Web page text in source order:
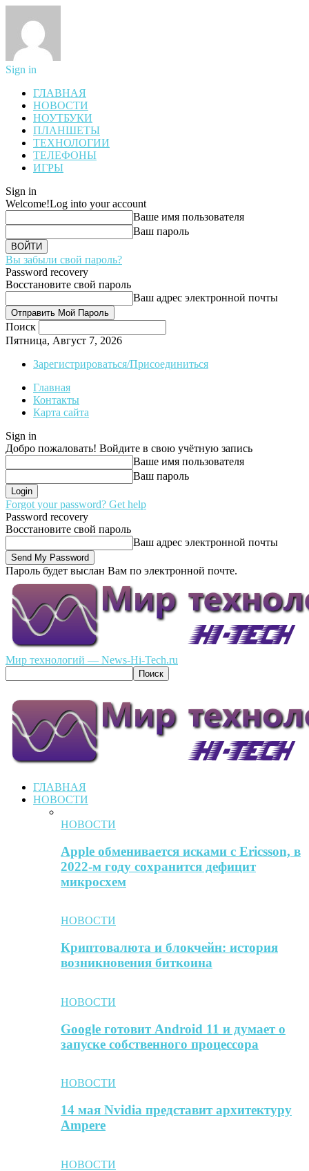
Sign in
ГЛАВНАЯ
НОВОСТИ
НОУТБУКИ
ПЛАНШЕТЫ
ТЕХНОЛОГИИ
ТЕЛЕФОНЫ
ИГРЫ
Sign in
Welcome!Log into your account
Ваше имя пользователя
Ваш пароль
Вы забыли свой пароль?
Password recovery
Восстановите свой пароль
Ваш адрес электронной почты
Поиск
Пятница, Август 7, 2026
Зарегистрироваться/Присоединиться
Главная
Контакты
Карта сайта
Sign in
Добро пожаловать! Войдите в свою учётную запись
Ваше имя пользователя
Ваш пароль
Forgot your password? Get help
Password recovery
Восстановите свой пароль
Ваш адрес электронной почты
Пароль будет выслан Вам по электронной почте.
Мир технологий — News-Hi-Tech.ru
ГЛАВНАЯ
НОВОСТИ
НОВОСТИ
Apple обменивается исками с Ericsson, в
2022-м году сохранится дефицит
микросхем
НОВОСТИ
Криптовалюта и блокчейн: история
возникновения биткоина
НОВОСТИ
Google готовит Android 11 и думает о
запуске собственного процессора
НОВОСТИ
14 мая Nvidia представит архитектуру
Ampere
НОВОСТИ